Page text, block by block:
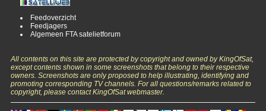
Feedoverzicht
Feedjagers
Algemeen FTA satelietforum
All contents on this site are protected by copyright and owned by KingOfSat,
except contents shown in some screenshots that belong to their respective
owners. Screenshots are only proposed to help illustrating, identifying and
promoting corresponding TV channels. For all questions/remarks related to
copyright, please contact KingOfSat webmaster.